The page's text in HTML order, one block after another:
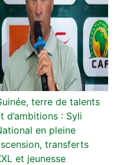
terre de talents
d’ambitions : Syli
en pleine
transferts
et jeunesse